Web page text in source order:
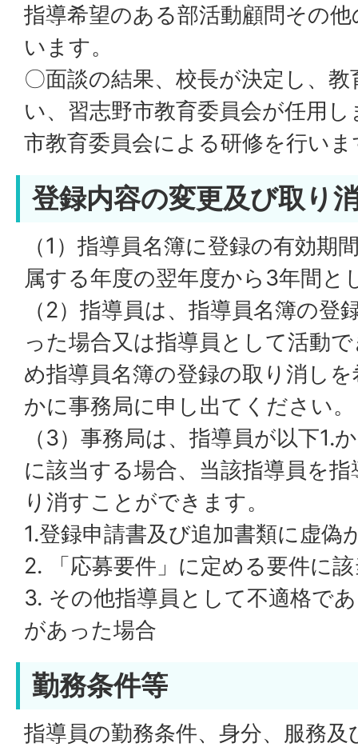
指導希望のある部活動顧問その
います。
〇面談の結果、校長が決定し、
い、習志野市教育委員会が任用
市教育委員会による研修を行い
登録内容の変更及び取り
（1）指導員名簿に登録の有効期
属する年度の翌年度から3年間と
（2）指導員は、指導員名簿の登
った場合又は指導員として活動
め指導員名簿の登録の取り消し
かに事務局に申し出てください。
（3）事務局は、指導員が以下1.
に該当する場合、当該指導員を
り消すことができます。
1.登録申請書及び追加書類に虚偽
2. 「応募要件」に定める要件に
3. その他指導員として不適格で
があった場合
勤務条件等
指導員の勤務条件、身分、服務